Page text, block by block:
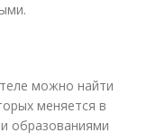
можно найти
меняется в
образованиями